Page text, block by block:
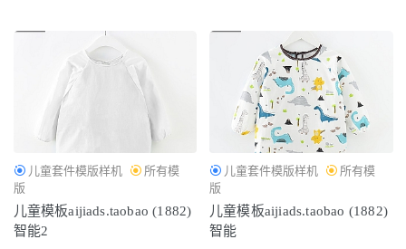
儿童套件模版样机
所有模
版
儿童模板aijiads.taobao (1882)
智能2
儿童套件模版样机
所有模
版
儿童模板aijiads.taobao (1882)
智能